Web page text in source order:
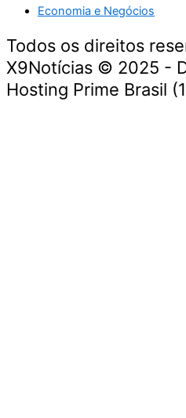
Economia e Negócios
Todos os direitos
X9Notícias © 2025 -
Hosting Prime Brasil